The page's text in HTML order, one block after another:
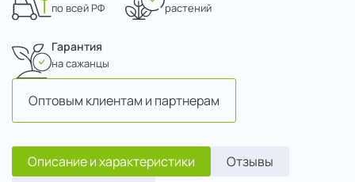
по всей РФ растений
Гарантия
на сажанцы
Оптовым клиентам и партнерам
Описание и характеристики
Отзывы